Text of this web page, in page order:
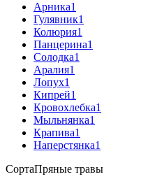
Арника1
Гулявник1
Колюрия1
Панцерина1
Солодка1
Аралия1
Лопух1
Кипрей1
Кровохлебка1
Мыльнянка1
Крапива1
Наперстянка1
СортаПряные травы